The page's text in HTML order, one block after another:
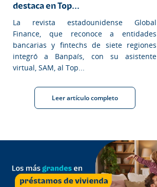
destaca en Top...
La revista estadounidense Global
Finance, que reconoce a entidades
bancarias y fintechs de siete regiones
integró a Banpaís, con su asistente
virtual, SAM, al Top...
Leer artículo completo